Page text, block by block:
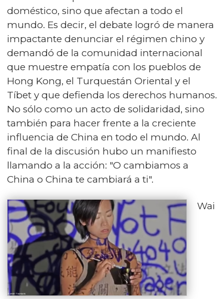
doméstico, sino que afectan a todo el
mundo. Es decir, el debate logró de manera
impactante denunciar el régimen chino y
demandó de la comunidad internacional
que muestre empatía con los pueblos de
Hong Kong, el Turquestán Oriental y el
Tíbet y que defienda los derechos humanos.
No sólo como un acto de solidaridad, sino
también para hacer frente a la creciente
influencia de China en todo el mundo. Al
final de la discusión hubo un manifiesto
llamando a la acción: "O cambiamos a
China o China te cambiará a ti".
Wai